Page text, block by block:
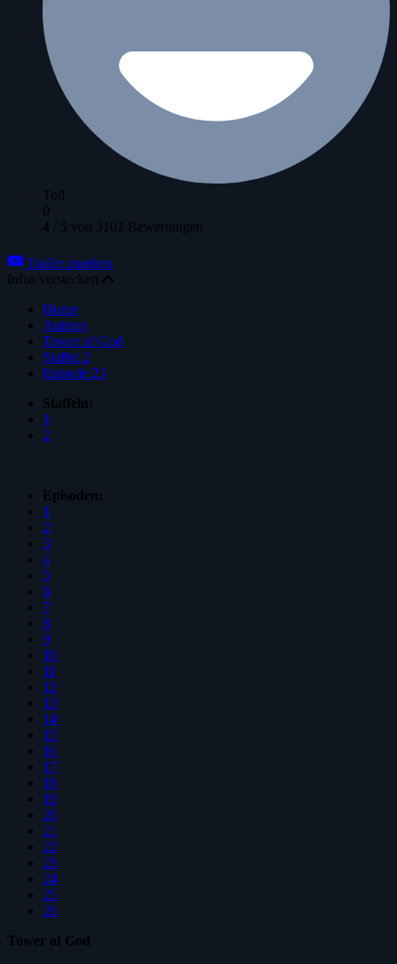
Toll
0
4 / 5 von 3102 Bewertungen
Trailer ansehen
Infos verstecken
Home
Animes
Tower of God
Staffel 2
Episode 23
Staffeln:
1
2
Episoden:
1
2
3
4
5
6
7
8
9
10
11
12
13
14
15
16
17
18
19
20
21
22
23
24
25
26
Tower of God